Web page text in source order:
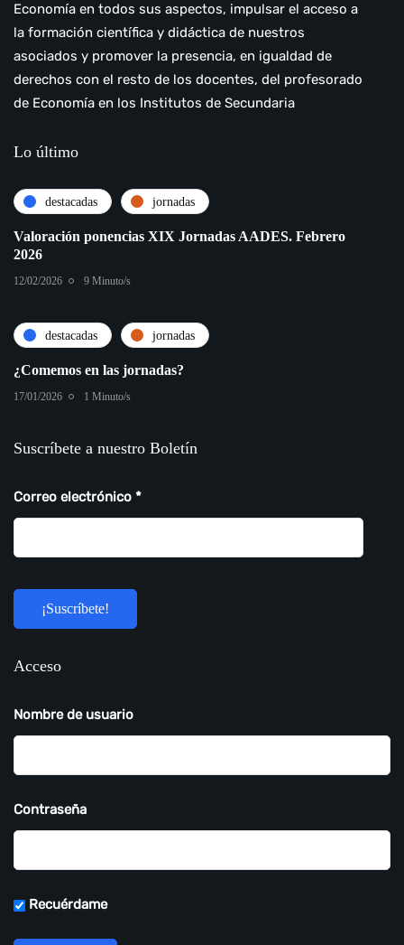
Economía en todos sus aspectos, impulsar el acceso a
la formación científica y didáctica de nuestros
asociados y promover la presencia, en igualdad de
derechos con el resto de los docentes, del profesorado
de Economía en los Institutos de Secundaria
Lo último
destacadas jornadas
Valoración ponencias XIX Jornadas AADES. Febrero
2026
12/02/2026 9 Minuto/s
destacadas jornadas
¿Comemos en las jornadas?
17/01/2026 1 Minuto/s
Suscríbete a nuestro Boletín
Correo electrónico *
Acceso
Nombre de usuario
Contraseña
Recuérdame